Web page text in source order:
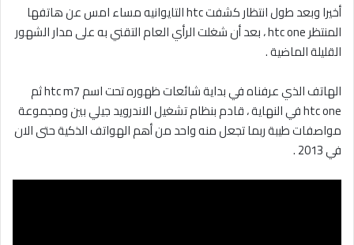
أخيرا وبعد طول انتظار كشفت htc التايوانيه مساء امس عن هاتفها
المنتظر htc one ، بعد أن شغلت الرأي العام التقني به على مدار الشهور
القليلة الماضية .
الهاتف الذي عرفناه في بداية شائعات ظهوره تحت اسم htc m7 ثم
htc one في النهاية ، قادم بنظام تشغيل الاندرويد جيلي بين ومجموعة
مواصفات طيبة ربما تجعل منه واحد من أهم الهواتف الذكية حتى الان
في 2013 .